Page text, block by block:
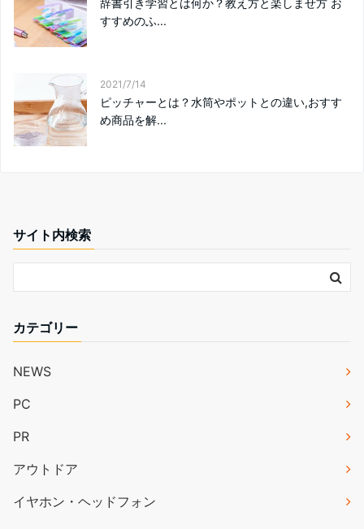
辞書引き学習とは何か？教え方と楽しませ方 お
すすめのふ...
2021/7/14
ピッチャーとは？水筒やポットとの違い,おすす
め商品を解...
サイト内検索
カテゴリー
NEWS
PC
PR
アウトドア
イヤホン・ヘッドフォン